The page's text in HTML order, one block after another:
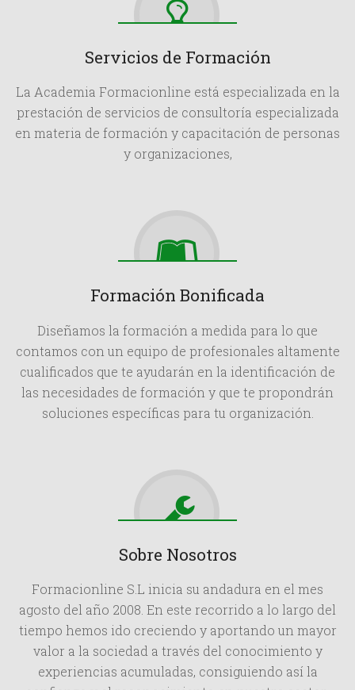
Servicios de Formación
La Academia Formacionline está especializada en la
prestación de servicios de consultoría especializada
en materia de formación y capacitación de personas
y organizaciones,
Formación Bonificada
Diseñamos la formación a medida para lo que
contamos con un equipo de profesionales altamente
cualificados que te ayudarán en la identificación de
las necesidades de formación y que te propondrán
soluciones específicas para tu organización.
Sobre Nosotros
Formacionline S.L inicia su andadura en el mes
agosto del año 2008. En este recorrido a lo largo del
tiempo hemos ido creciendo y aportando un mayor
valor a la sociedad a través del conocimiento y
experiencias acumuladas, consiguiendo así la